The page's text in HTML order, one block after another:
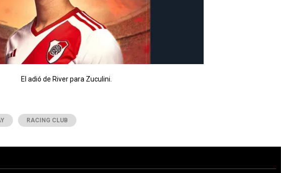
El adió de River para Zuculini.
RACING CLUB